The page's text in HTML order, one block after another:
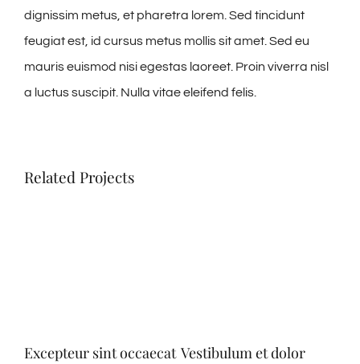
dignissim metus, et pharetra lorem. Sed tincidunt
feugiat est, id cursus metus mollis sit amet. Sed eu
mauris euismod nisi egestas laoreet. Proin viverra nisl
a luctus suscipit. Nulla vitae eleifend felis.
Related Projects
Excepteur sint occaecat Vestibulum et dolor